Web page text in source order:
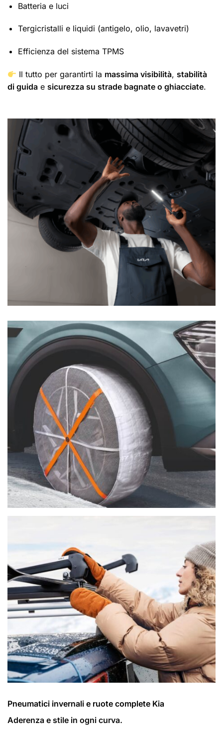
Batteria e luci
Tergicristalli e liquidi (antigelo, olio, lavavetri)
Efficienza del sistema TPMS
Il tutto per garantirti la massima visibilità, stabilità
di guida e sicurezza su strade bagnate o ghiacciate.
Pneumatici invernali e ruote complete Kia
Aderenza e stile in ogni curva.